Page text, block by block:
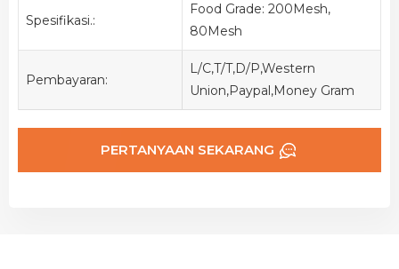
Spesifikasi.:
Food Grade: 200Mesh,
80Mesh
Pembayaran:
L/C,T/T,D/P,Western
Union,Paypal,Money Gram
PERTANYAAN SEKARANG